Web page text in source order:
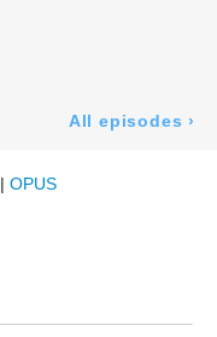
All episodes ›
| OPUS